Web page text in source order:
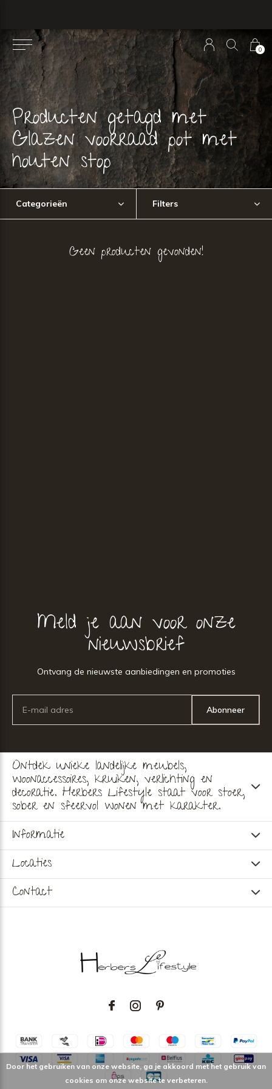
0
Producten getagd met
Glazen voorraad pot met
houten stop
Categorieën Filters
Geen producten gevonden!
Meld je aan voor onze
nieuwsbrief
Ontvang de nieuwste aanbiedingen en promoties
Abonneer
Ontdek unieke landelijke meubels,
woonaccessoires, kruiken, verlichting en
decoratie. Herbers Lifestyle staat voor stoer,
sober en sfeervol wonen met karakter.
Informatie
Locaties
Contact
Door het gebruiken van onze website, ga je akkoord met het gebruik van
cookies om onze website te verbeteren.